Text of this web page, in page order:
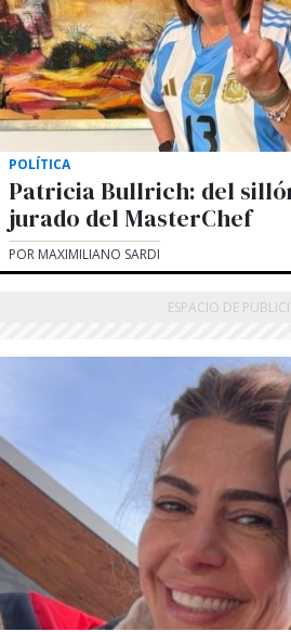
POLÍTICA
Patricia Bullrich: del
jurado del MasterChef
POR MAXIMILIANO SARDI